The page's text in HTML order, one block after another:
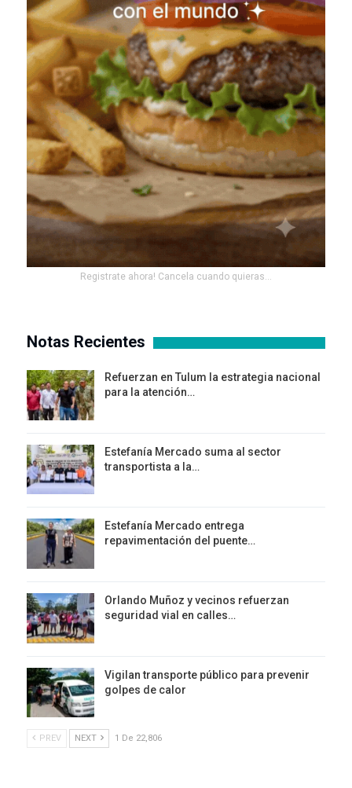
Registrate ahora! Cancela cuando quieras...
Notas Recientes
Refuerzan en Tulum la estrategia nacional
para la atención…
Estefanía Mercado suma al sector
transportista a la…
Estefanía Mercado entrega
repavimentación del puente…
Orlando Muñoz y vecinos refuerzan
seguridad vial en calles…
Vigilan transporte público para prevenir
golpes de calor
PREV NEXT 1 De 22,806